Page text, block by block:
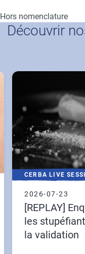
Hors nomenclature
Découvrir
CERBA LIVE
2026-07-23
[REPLAY]
les
la validation